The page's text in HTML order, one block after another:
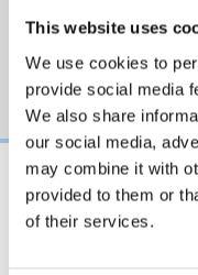
This website uses
We use cookies to
provide social media
We also share
our social media,
may combine it with
provided to them or
of their services.
21/07/2026